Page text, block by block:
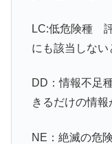
LC:低危険種
にも該当しない
DD：情報不足
きるだけの情報
NE：絶滅の危